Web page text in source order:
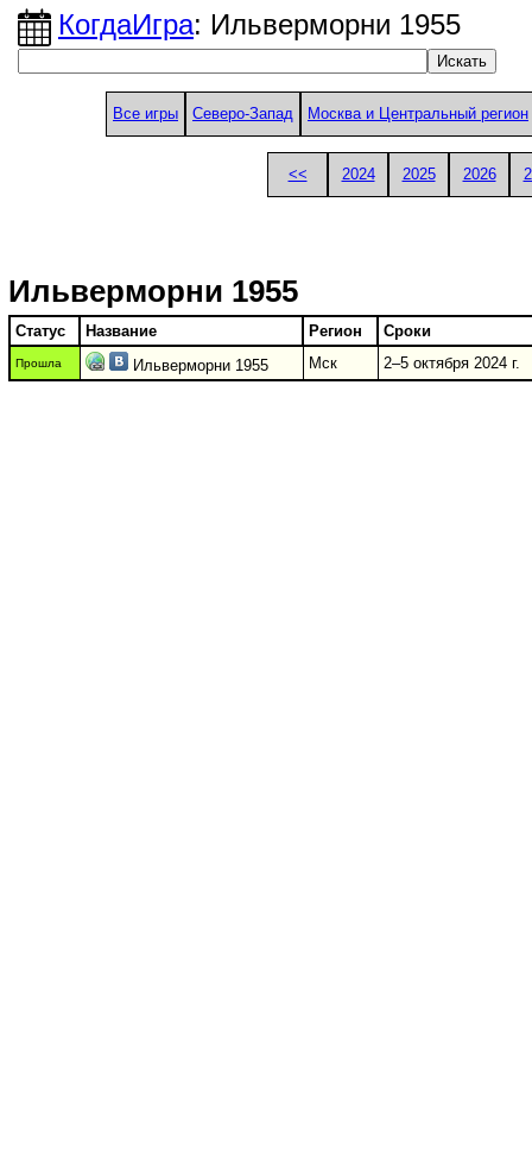
КогдаИгра: Ильверморни 1955
Все игры Северо-Запад Москва и Центральный регион
<< 2024 2025 2026
Ильверморни 1955
Статус Название Регион Сроки
Прошла Ильверморни 1955 Мск 2–5 октября 2024 г.